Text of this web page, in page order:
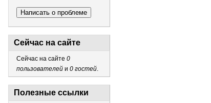
Написать о проблеме
Сейчас на сайте
Сейчас на сайте 0
пользователейи 0 гостей.
Полезные ссылки